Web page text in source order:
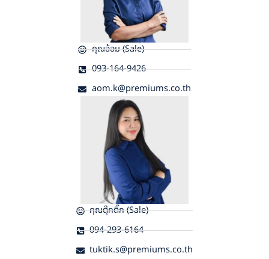
คุณอ้อม (Sale)
093-164-9426
aom.k@premiums.co.th
คุณตุ๊กติ๊ก (Sale)
094-293-6164
tuktik.s@premiums.co.th